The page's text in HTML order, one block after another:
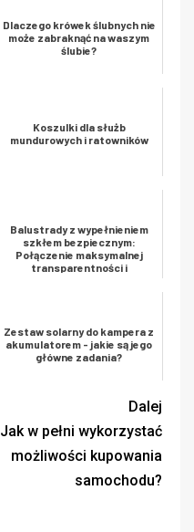
Dlaczego krówek ślubnych nie
może zabraknąć na waszym
ślubie?
Koszulki dla służb
mundurowych i ratowników
Balustrady z wypełnieniem
szkłem bezpiecznym:
Połączenie maksymalnej
transparentności i
Zestaw solarny do kampera z
akumulatorem - jakie są jego
główne zadania?
Dalej
Jak w pełni wykorzystać
możliwości kupowania
samochodu?